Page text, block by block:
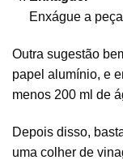
Enxágue a
Outra sugestão
papel alumínio, e
menos 200 ml de
Depois disso,
uma colher de